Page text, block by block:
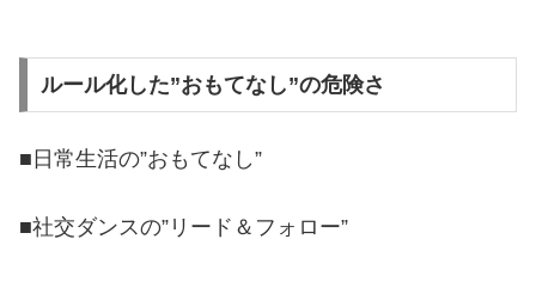
ルール化した”おもてなし”の危険さ
■日常生活の”おもてなし”
■社交ダンスの”リード＆フォロー”